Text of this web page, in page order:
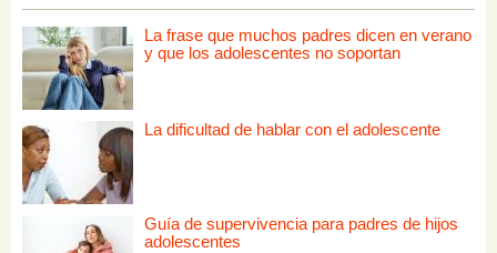
La frase que muchos padres dicen en verano
y que los adolescentes no soportan
La dificultad de hablar con el adolescente
Guía de supervivencia para padres de hijos
adolescentes